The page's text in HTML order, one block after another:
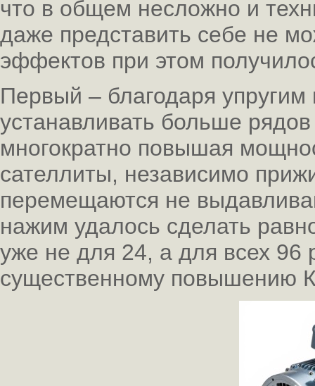
что в общем несложно и
даже представить себе не
эффектов при этом
Первый – благодаря
устанавливать больше
многократно повышая
сателлиты, независимо
перемещаются не
нажим удалось сделать
уже не для 24, а для всех 96
существенному повышению